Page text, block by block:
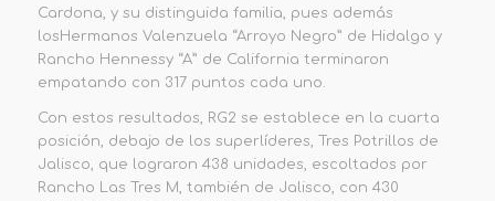
Cardona, y su distinguida familia, pues además
los Hermanos Valenzuela “Arroyo Negro” de Hidalgo y
Rancho Hennessy “A” de California terminaron
empatando con 317 puntos cada uno.
Con estos resultados, RG2 se establece en la cuarta
posición, debajo de los superlíderes, Tres Potrillos de
Jalisco, que lograron 438 unidades, escoltados por
Rancho Las Tres M, también de Jalisco, con 430